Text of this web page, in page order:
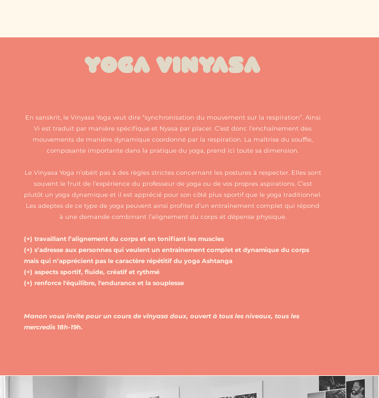
YOGA VINYASA
En sanskrit, le Vinyasa Yoga veut dire “synchronisation du mouvement sur la respiration”. Ainsi
Vi est traduit par manière spécifique et Nyasa par placer. C’est donc l’enchaînement des
mouvements de manière dynamique coordonné par la respiration. La maîtrise du souffle,
composante importante dans la pratique du yoga, prend ici toute sa dimension.
Le Vinyasa Yoga n’obéit pas à des règles strictes concernant les postures à respecter. Elles sont
souvent le fruit de l’expérience du professeur de yoga ou de vos propres aspirations. C’est
plutôt un yoga dynamique et il est apprécié pour son côté plus sportif que le yoga traditionnel.
Les adeptes de ce type de yoga peuvent ainsi profiter d’un entraînement complet qui répond
à une demande combinant l’alignement du corps et dépense physique.
(+) travaillant l’alignement du corps et en tonifiant les muscles
(+) s’adresse aux personnes qui veulent un entraînement complet et dynamique du corps
mais qui n’apprécient pas le caractère répétitif du yoga Ashtanga
(+) aspects sportif, fluide, créatif et rythmé
(+) renforce l'équilibre, l'endurance et la souplesse
Manon vous invite pour un cours de vinyasa doux, ouvert à tous les niveaux, tous les
mercredis 18h-19h.